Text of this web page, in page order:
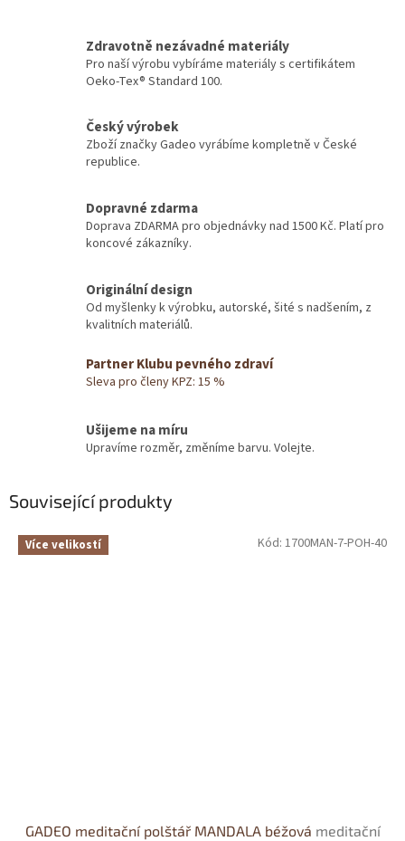
Zdravotně nezávadné materiály
Pro naší výrobu vybíráme materiály s certifikátem
Oeko-Tex® Standard 100.
Český výrobek
Zboží značky Gadeo vyrábíme kompletně v České
republice.
Dopravné zdarma
Doprava ZDARMA pro objednávky nad 1500 Kč. Platí pro
koncové zákazníky.
Originální design
Od myšlenky k výrobku, autorské, šité s nadšením, z
kvalitních materiálů.
Partner Klubu pevného zdraví
Sleva pro členy KPZ: 15 %
Ušijeme na míru
Upravíme rozměr, změníme barvu. Volejte.
Související produkty
Více velikostí
GADEO meditační polštář MANDALA béžová meditační
Kód: 1700MAN-7-POH-40